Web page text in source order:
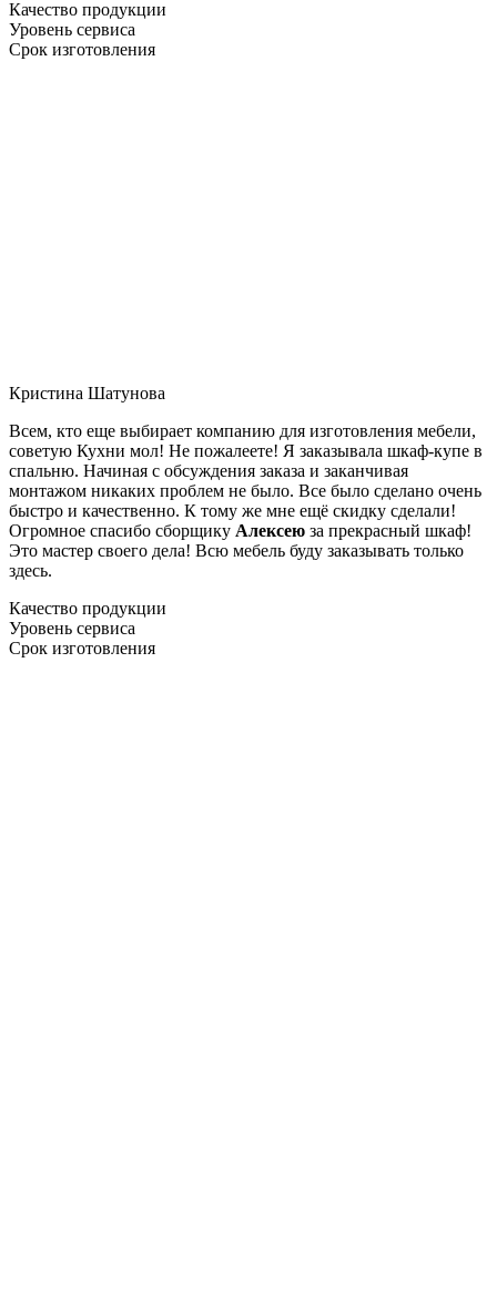
Качество продукции
Уровень сервиса
Срок изготовления
Кристина Шатунова
Всем, кто еще выбирает компанию для изготовления мебели,
советую Кухни мол! Не пожалеете! Я заказывала шкаф-купе в
спальню. Начиная с обсуждения заказа и заканчивая
монтажом никаких проблем не было. Все было сделано очень
быстро и качественно. К тому же мне ещё скидку сделали!
Огромное спасибо сборщику Алексею за прекрасный шкаф!
Это мастер своего дела! Всю мебель буду заказывать только
здесь.
Качество продукции
Уровень сервиса
Срок изготовления